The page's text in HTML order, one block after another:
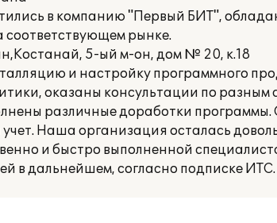
в компанию "Первый БИТ",
рынке.
5-ый м-он, дом № 20, к.18
и настройку программного
оказаны консультации по разным
различные доработки программы.
Наша организация осталась
и быстро выполненной
в дальнейшем, согласно подписке ИТС.